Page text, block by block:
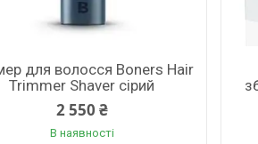
для волосся Boners Hair
Trimmer Shaver сірий
2 550 ₴
В наявності